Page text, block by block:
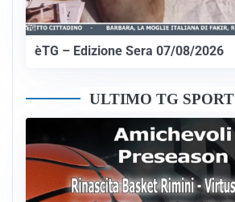
èTG – Edizione Sera 07/08/2026
ULTIMO TG SPORT